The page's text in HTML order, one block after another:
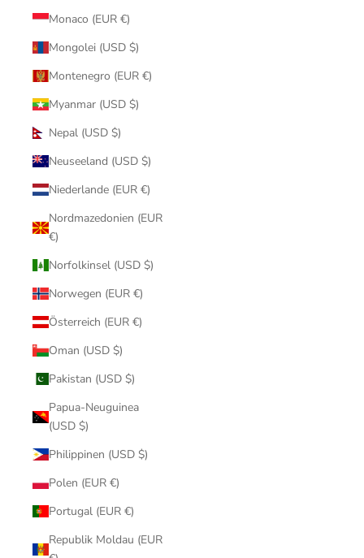
Monaco (EUR €)
Mongolei (USD $)
Montenegro (EUR €)
Myanmar (USD $)
Nepal (USD $)
Neuseeland (USD $)
Niederlande (EUR €)
Nordmazedonien (EUR
€)
Norfolkinsel (USD $)
Norwegen (EUR €)
Österreich (EUR €)
Oman (USD $)
Pakistan (USD $)
Papua-Neuguinea
(USD $)
Philippinen (USD $)
Polen (EUR €)
Portugal (EUR €)
Republik Moldau (EUR